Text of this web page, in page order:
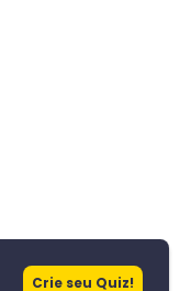
Crie seu Quiz!